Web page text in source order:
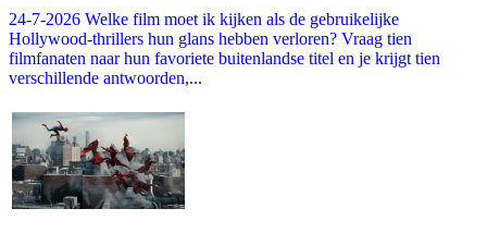
24-7-2026 Welke film moet ik kijken als de gebruikelijke
Hollywood-thrillers hun glans hebben verloren? Vraag tien
filmfanaten naar hun favoriete buitenlandse titel en je krijgt tien
verschillende antwoorden,...